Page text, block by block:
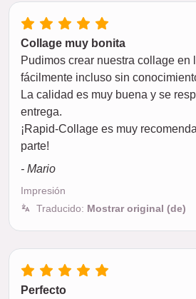
Collage muy bonita
Pudimos crear nuestra collage en
fácilmente incluso sin
La calidad es muy buena y se
entrega.
¡Rapid-Collage es muy
parte!
- Mario
Impresión
Traducido: Mostrar original (de)
Perfecto